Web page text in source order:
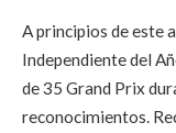
A principios de este
Independiente del
de 35 Grand Prix
reconocimientos.